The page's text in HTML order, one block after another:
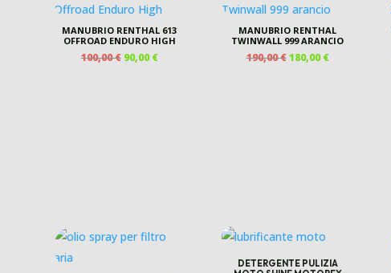
MANUBRIO RENTHAL 613
OFFROAD ENDURO HIGH
100,00€ IL
90,00€IL
MANUBRIO RENTHAL
TWINWALL 999 ARANCIO
190,00€ IL
180,00€IL
DETERGENTE PULIZIA